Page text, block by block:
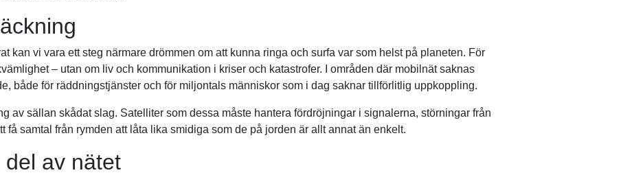
kan vi vara ett steg närmare drömmen om att kunna ringa och surfa var som helst på planeten. För
– utan om liv och kommunikation i kriser och katastrofer. I områden där mobilnät saknas
både för räddningstjänster och för miljontals människor som i dag saknar tillförlitlig uppkoppling.
av sällan skådat slag. Satelliter som dessa måste hantera fördröjningar i signalerna, störningar från
få samtal från rymden att låta lika smidiga som de på jorden är allt annat än enkelt.
av nätet